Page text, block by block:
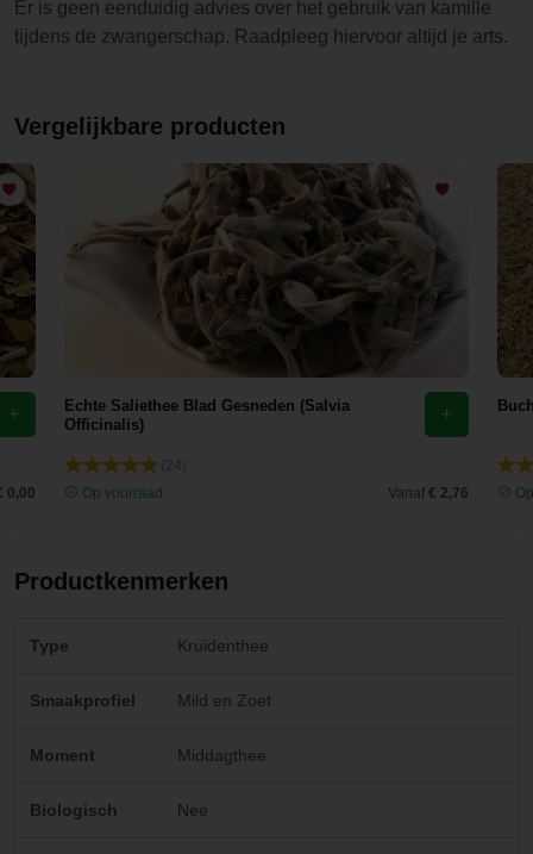
Er is geen eenduidig advies over het gebruik van kamille
tijdens de zwangerschap. Raadpleeg hiervoor altijd je arts.
Vergelijkbare producten
0,00
Echte Saliethee Blad Gesneden (Salvia
Officinalis)
Op voorraad
Vanaf € 2,76
Productkenmerken
Type Kruidenthee
Smaakprofiel Mild en Zoet
Moment Middagthee
Biologisch Nee